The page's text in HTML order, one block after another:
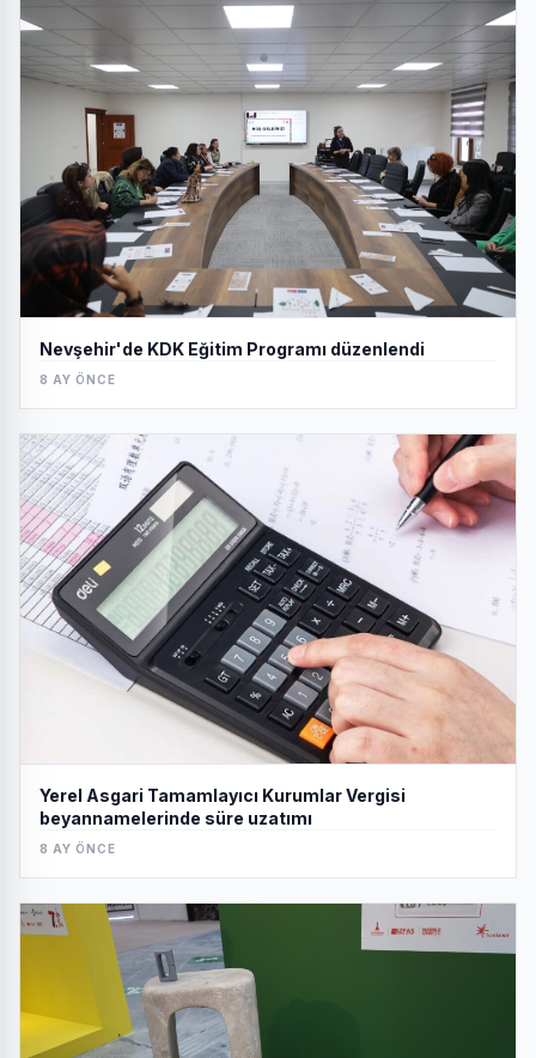
Nevşehir'de KDK Eğitim Programı düzenlendi
8 AY ÖNCE
Yerel Asgari Tamamlayıcı Kurumlar Vergisi
beyannamelerinde süre uzatımı
8 AY ÖNCE